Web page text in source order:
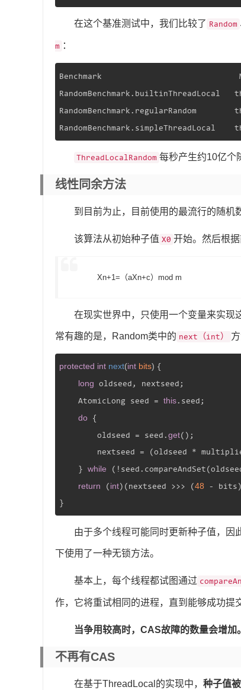
在这个基准测试中，我们比较了 Random
m ：
Benchmark
RandomBenchmark.regularRandom
ThreadLocalRandom 每秒产生约10亿个
线性同余方法
到目前为止，目前使用的最流行的随机
该算法从初始种子值 X0 开始。然后根
Xn+1=（aXn+c）mod m
在现实世界中，只使用一个变量来实现
常有趣的是，Random类中的 next（int）
protected int next(int bits) {
long oldseed, nextseed;
    AtomicLong seed =
this.seed;
do {
        oldseed = seed.
get();
nextseed = (oldseed *
    }
while
return ( int)(nextseed >>> (48 -
由于多个线程可能同时更新种子值，因
下使用了一种无锁方法。
基本上，每个线程都试图通过
作，它将重试相同的进程，直到能够成功提
当争用较高时，CAS故障的数量会增
不再有CAS
在基于ThreadLocal的实现中， 种子值